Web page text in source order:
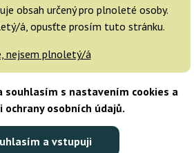
obsah určený pro plnoleté osoby.
á, opusťte prosím tuto stránku.
nejsem plnoletý/á
s nastavením cookies a
ochrany osobních údajů.
a vstupuji
3 semena
Odeslání do 3-7
10%
5 semen
Odeslání do 24h 10%